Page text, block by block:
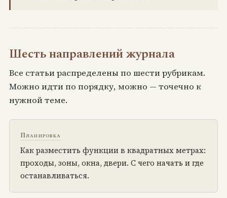
Шесть направлений журнала
Все статьи распределены по шести рубрикам.
Можно идти по порядку, можно — точечно к
нужной теме.
Планировка
Как разместить функции в квадратных метрах:
проходы, зоны, окна, двери. С чего начать и где
останавливаться.